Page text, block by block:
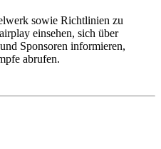
sowie Richtlinien zu
einsehen, sich über
Sponsoren informieren,
abrufen.